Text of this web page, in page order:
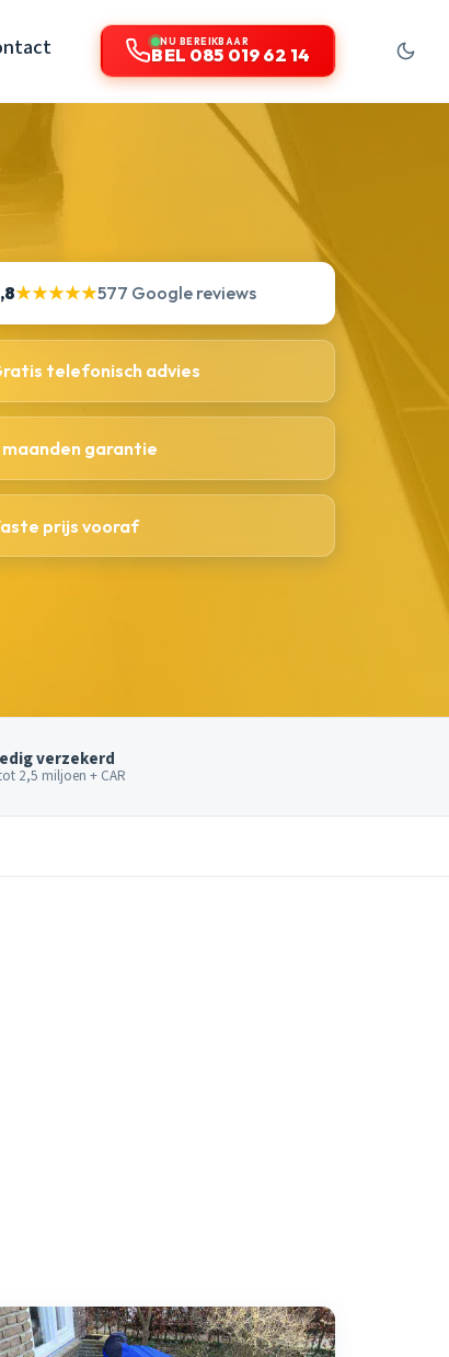
NU BEREIKBAAR
BEL 085 019 62 14
★★★★★577 Google reviews
telefonisch advies
maanden garantie
prijs vooraf
verzekerd
2,5 miljoen + CAR